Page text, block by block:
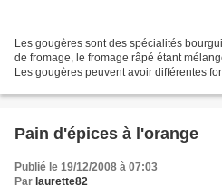
Les gougères sont des spécialités
de fromage, le fromage râpé étant
Les gougères peuvent avoir différentes
Pain d'épices à l'orange
Publié le 19/12/2008 à 07:03
Par laurette82